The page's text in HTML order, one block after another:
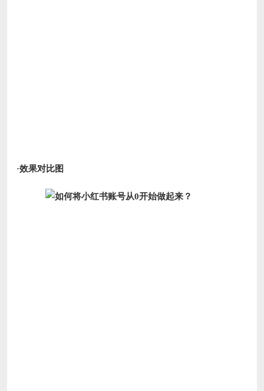
·效果对比图